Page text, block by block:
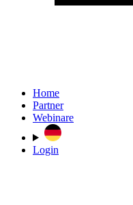
Home
Partner
Webinare
Login